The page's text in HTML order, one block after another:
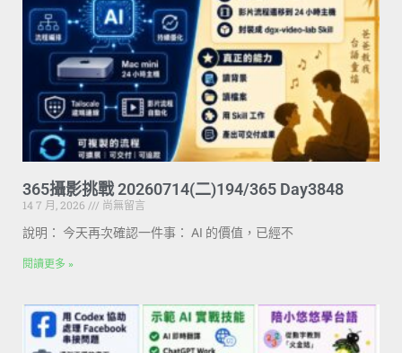
365攝影挑戰 20260714(二)194/365 Day3848
14 7 月, 2026
尚無留言
說明： 今天再次確認一件事： AI 的價值，已經不
閱讀更多 »